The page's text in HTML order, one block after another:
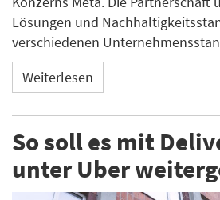
Lösungen und
verschiedenen
Weiterlesen
So soll es mit
unter Uber